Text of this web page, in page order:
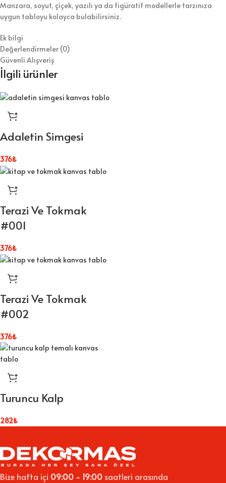
Manzara, soyut, çiçek, yazılı ya da figüratif modellerle tarzınıza
uygun tabloyu kolayca bulabilirsiniz.
Ek bilgi
Değerlendirmeler (0)
Güvenli Alışveriş
İlgili ürünler
Adaletin Simgesi
376₺
Terazi Ve Tokmak
#001
376₺
Terazi Ve Tokmak
#002
376₺
Turuncu Kalp
282₺
Bize hafta içi 09:00 - 19:00 saatleri arasında